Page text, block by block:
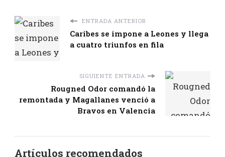
ENTRADA ANTERIOR
Caribes se impone a Leones y llega
a cuatro triunfos en fila
SIGUIENTE ENTRADA
Rougned Odor comandó la
remontada y Magallanes venció a
Bravos en Valencia
Artículos recomendados